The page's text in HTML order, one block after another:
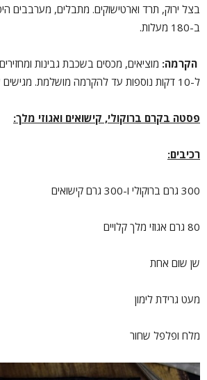
ב-180 מעלות.
הקרמה:
ל-10 דקות נוספות עד להקרמה מושלמת. מגישים עם גרידת לימון טרייה.
פסטה בקרם ברוקולי, קישואים ואגוזי מלך:
רכיבים:
300 גרם ברוקולי ו-300 גרם קישואים
80 גרם אגוזי מלך קלויים
שן שום אחת
מעט גרידת לימון
מלח ופלפל שחור